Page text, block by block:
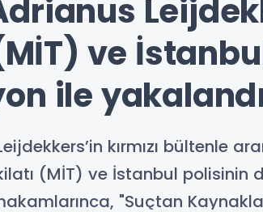
ve
ile
kırmızı bültenle
(MİT) ve İstanbul polisinin
"Suçtan